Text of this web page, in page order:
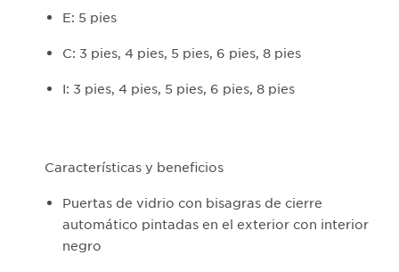
E: 5 pies
C: 3 pies, 4 pies, 5 pies, 6 pies, 8 pies
I: 3 pies, 4 pies, 5 pies, 6 pies, 8 pies
Características y beneficios
Puertas de vidrio con bisagras de cierre
automático pintadas en el exterior con interior
negro